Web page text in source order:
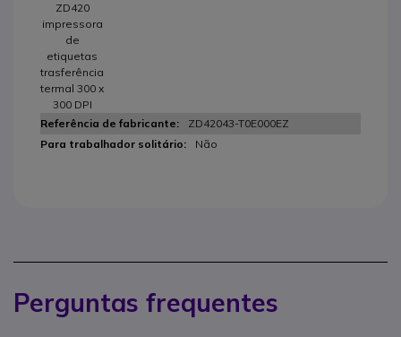
ZD420
impressora
de
etiquetas
trasferência
termal 300 x
300 DPI
ZD42043-T0E000EZ
Não
Perguntas frequentes